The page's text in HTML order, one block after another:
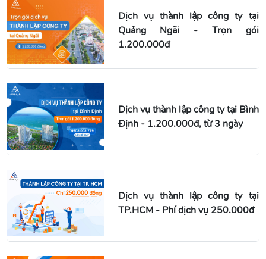
Dịch vụ thành lập công ty tại
Quảng Ngãi - Trọn gói
1.200.000đ
Dịch vụ thành lập công ty tại Bình
Định - 1.200.000đ, từ 3 ngày
Dịch vụ thành lập công ty tại
TP.HCM - Phí dịch vụ 250.000đ